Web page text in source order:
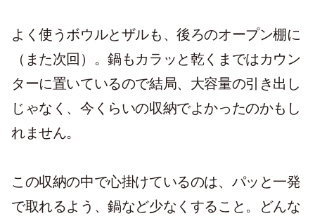
よく使うボウルとザルも、後ろのオープン棚に
（また次回）。鍋もカラッと乾くまではカウン
ターに置いているので結局、大容量の引き出し
じゃなく、今くらいの収納でよかったのかもし
れません。
この収納の中で心掛けているのは、パッと一発
で取れるよう、鍋など少なくすること。どんな